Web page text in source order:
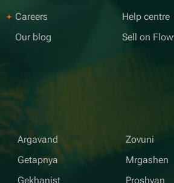
Careers
Our blog
Help centre
Sell on
Argavand
Getapnya
Gekhanist
Zovuni
Mrgashen
Proshyan